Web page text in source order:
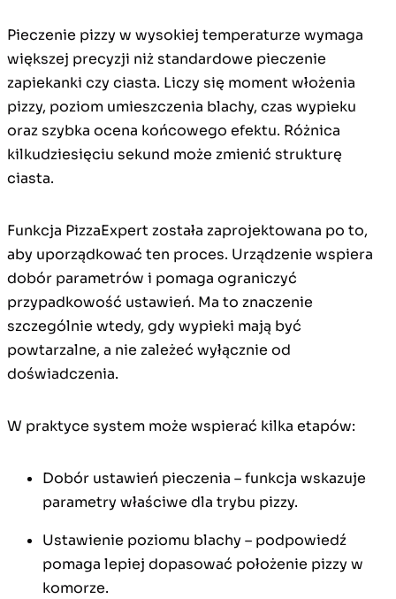
Pieczenie pizzy w wysokiej temperaturze wymaga
większej precyzji niż standardowe pieczenie
zapiekanki czy ciasta. Liczy się moment włożenia
pizzy, poziom umieszczenia blachy, czas wypieku
oraz szybka ocena końcowego efektu. Różnica
kilkudziesięciu sekund może zmienić strukturę
ciasta.
Funkcja PizzaExpert została zaprojektowana po to,
aby uporządkować ten proces. Urządzenie wspiera
dobór parametrów i pomaga ograniczyć
przypadkowość ustawień. Ma to znaczenie
szczególnie wtedy, gdy wypieki mają być
powtarzalne, a nie zależeć wyłącznie od
doświadczenia.
W praktyce system może wspierać kilka etapów:
Dobór ustawień pieczenia – funkcja wskazuje
parametry właściwe dla trybu pizzy.
Ustawienie poziomu blachy – podpowiedź
pomaga lepiej dopasować położenie pizzy w
komorze.